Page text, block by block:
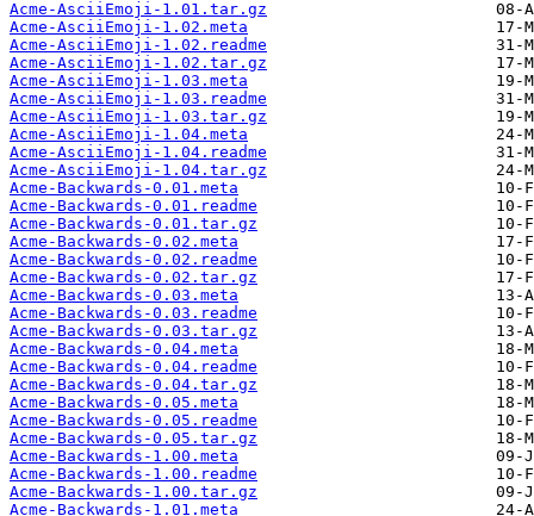
Acme-AsciiEmoji-1.01.tar.gz
Acme-AsciiEmoji-1.02.meta
Acme-AsciiEmoji-1.02.readme
Acme-AsciiEmoji-1.02.tar.gz
Acme-AsciiEmoji-1.03.meta
Acme-AsciiEmoji-1.03.readme
Acme-AsciiEmoji-1.03.tar.gz
Acme-AsciiEmoji-1.04.meta
Acme-AsciiEmoji-1.04.readme
Acme-AsciiEmoji-1.04.tar.gz
Acme-Backwards-0.01.meta
Acme-Backwards-0.01.readme
Acme-Backwards-0.01.tar.gz
Acme-Backwards-0.02.meta
Acme-Backwards-0.02.readme
Acme-Backwards-0.02.tar.gz
Acme-Backwards-0.03.meta
Acme-Backwards-0.03.readme
Acme-Backwards-0.03.tar.gz
Acme-Backwards-0.04.meta
Acme-Backwards-0.04.readme
Acme-Backwards-0.04.tar.gz
Acme-Backwards-0.05.meta
Acme-Backwards-0.05.readme
Acme-Backwards-0.05.tar.gz
Acme-Backwards-1.00.meta
Acme-Backwards-1.00.readme
Acme-Backwards-1.00.tar.gz
Acme-Backwards-1.01.meta